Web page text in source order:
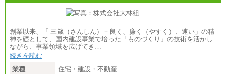
創業以来、「 三箴（さんしん）－良く、廉く（やすく）、速い」の精
神を礎として、国内建設事業で培った「ものづくり」の技術を活かし
ながら、事業領域を広げてき…
続きを読む
業種
住宅・建設・不動産